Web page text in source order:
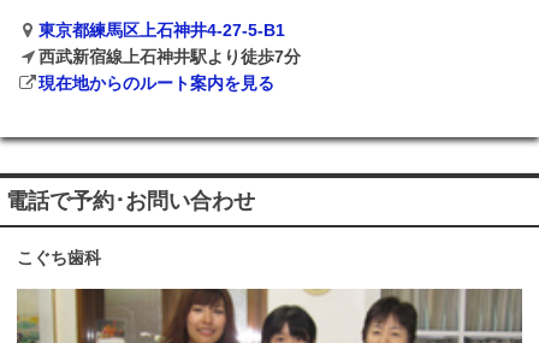
東京都練馬区上石神井4-27-5-B1
西武新宿線上石神井駅より徒歩7分
現在地からのルート案内を見る
電話で予約･お問い合わせ
こぐち歯科